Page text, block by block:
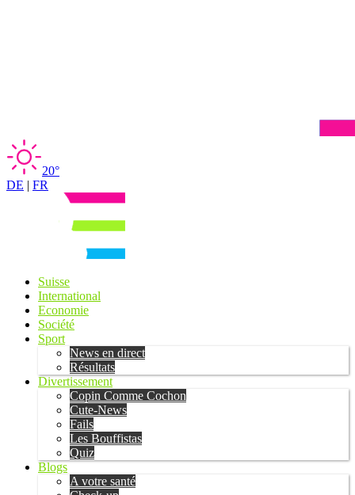
20°
DE | FR
Suisse
International
Economie
Société
Sport
News en direct
Résultats
Divertissement
Copin Comme Cochon
Cute-News
Fails
Les Bouffistas
Quiz
Blogs
A votre santé